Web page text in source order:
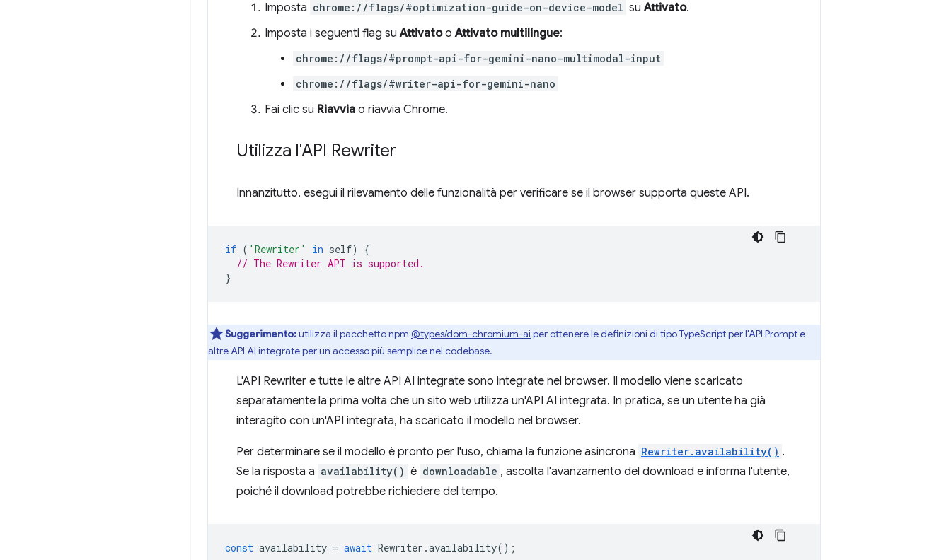
Imposta chrome://flags/#optimization-guide-on-device-model suAttivato.
Imposta i seguenti flag suAttivatooAttivato multilingue:
chrome://flags/#prompt-api-for-gemini-nano-multimodal-input
chrome://flags/#writer-api-for-gemini-nano
Fai clic su Riavvia o riavvia Chrome.
Utilizza l'API Rewriter
Innanzitutto, esegui il rilevamento delle funzionalità per verificare se il browser supporta queste API.
if ( 'Rewriter' in self)
{
// The Rewriter API is supported.
}
Suggerimento:utilizza il pacchetto npm @types/dom-chromium-ai per ottenere le definizioni di tipo TypeScript per l'API Prompt e
altre API AI integrate per un accesso più semplice nel codebase.
L'API Rewriter e tutte le altre API AI integrate sono integrate nel browser. Il modello viene scaricato
separatamente la prima volta che un sito web utilizza un'API AI integrata. In pratica, se un utente ha già
interagito con un'API integrata, ha scaricato il modello nel browser.
Per determinare se il modello è pronto per l'uso, chiama la funzione asincrona Rewriter.availability() .
Se la risposta a availability() è downloadable , ascolta l'avanzamento del download e informa l'utente,
poiché il download potrebbe richiedere del tempo.
const availability = await Rewriter .availability();